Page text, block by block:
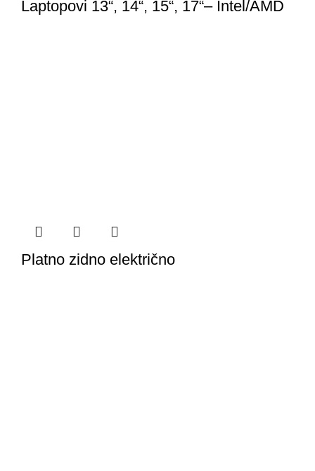
Laptopovi 13“, 14“, 15“, 17“– Intel/AMD
Platno zidno električno